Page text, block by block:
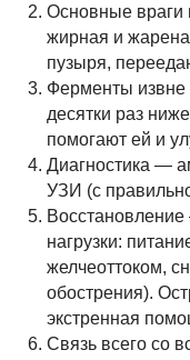
Основные враги
жирная и
пузыря,
Ферменты извне
десятки раз
помогают ей и
Диагностика —
УЗИ (с
нагрузки:
желчеоттоком,
обострения).
экстренная
Связь всего со